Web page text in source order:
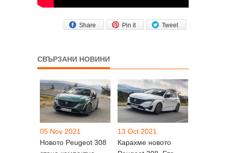
Tweet
Pin it
Share
СВЪРЗАНИ НОВИНИ
05 Nov 2021
Новото Peugeot 308
13 Oct 2021
Карахме новото